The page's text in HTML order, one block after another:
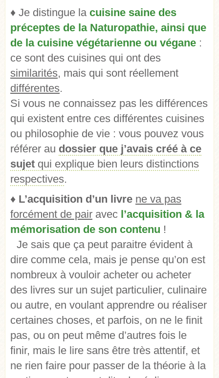
♦ Je distingue la cuisine saine des
préceptes de la Naturopathie, ainsi que
de la cuisine végétarienne ou végane :
ce sont des cuisines qui ont des
similarités, mais qui sont réellement
différentes.
Si vous ne connaissez pas les différences
qui existent entre ces différentes cuisines
ou philosophie de vie : vous pouvez vous
référer au dossier que j’avais créé à ce
sujet qui explique bien leurs distinctions
respectives.
♦ L’acquisition d’un livre ne va pas
forcément de pair avec l’acquisition & la
mémorisation de son contenu !
Je sais que ça peut paraitre évident à
dire comme cela, mais je pense qu’on est
nombreux à vouloir acheter ou acheter
des livres sur un sujet particulier, culinaire
ou autre, en voulant apprendre ou réaliser
certaines choses, et parfois, on ne le finit
pas, ou on peut même d’autres fois le
finir, mais le lire sans être très attentif, et
ne rien faire pour passer de la théorie à la